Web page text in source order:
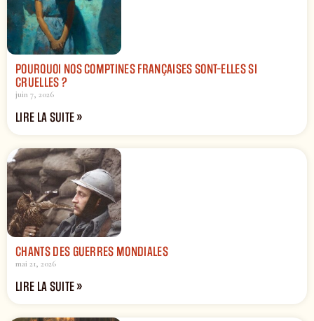
POURQUOI NOS COMPTINES FRANÇAISES SONT-ELLES SI
CRUELLES ?
juin 7, 2026
LIRE LA SUITE »
CHANTS DES GUERRES MONDIALES
mai 21, 2026
LIRE LA SUITE »